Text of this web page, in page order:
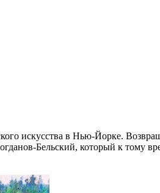
искусства в Нью-Йорке.
Бельский, который к тому